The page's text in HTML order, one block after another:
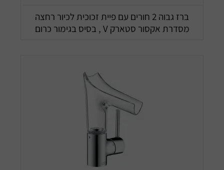
ברז גבוה 2 חורים עם פיית זכוכית לכיור רחצה
מסדרת אקסור סטארק V , בסיס בגימור כרום